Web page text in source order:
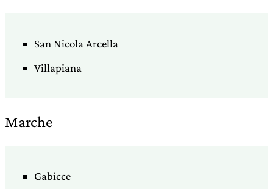
San Nicola Arcella
Villapiana
Marche
Gabicce